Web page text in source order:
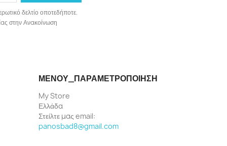
δελτίο οποτεδήποτε.
στην Ανακοίνωση
ΜΕΝΟΎ_ΠΑΡΑΜΕΤΡΟΠΟΊΗΣΗ
My Store
Ελλάδα
Στείλτε μας email:
panosbad8@gmail.com